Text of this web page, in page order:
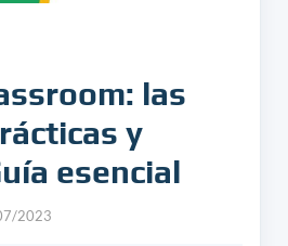
las
y
esencial
2023